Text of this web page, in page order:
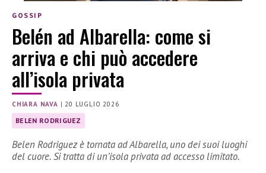
GOSSIP
Belén ad Albarella: come si
arriva e chi può accedere
all’isola privata
CHIARA NAVA |20 LUGLIO 2026
BELEN RODRIGUEZ
Belen Rodriguez è tornata ad Albarella, uno dei suoi luoghi
del cuore. Si tratta di un’isola privata ad accesso limitato.